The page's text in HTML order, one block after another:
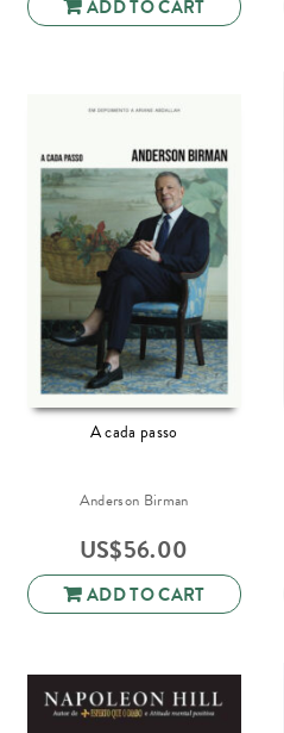
ADD TO CART
A cada passo
Anderson Birman
US$56.00
ADD TO CART